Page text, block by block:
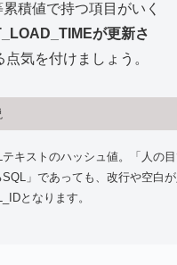
積値で持つ項目がいく
が更新さ
点気を付けましょう。
テキストのハッシュ値。「人の
SQL」であっても、改行や空白
となります。